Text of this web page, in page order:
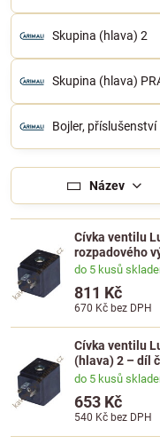
Skupina (hlava) 2
Skupina (hlava)
Bojler, příslušenství
Název
Cívka ventilu
rozpadového
do 5 kusů
811 Kč
670 Kč bez DPH
Cívka ventilu
(hlava) 2 – díl
do 5 kusů
653 Kč
540 Kč bez DPH